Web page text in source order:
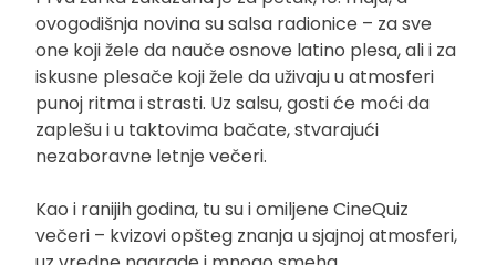
ovogodišnja novina su salsa radionice – za sve
one koji žele da nauče osnove latino plesa, ali i za
iskusne plesače koji žele da uživaju u atmosferi
punoj ritma i strasti. Uz salsu, gosti će moći da
zaplešu i u taktovima bačate, stvarajući
nezaboravne letnje večeri.
Kao i ranijih godina, tu su i omiljene CineQuiz
večeri – kvizovi opšteg znanja u sjajnoj atmosferi,